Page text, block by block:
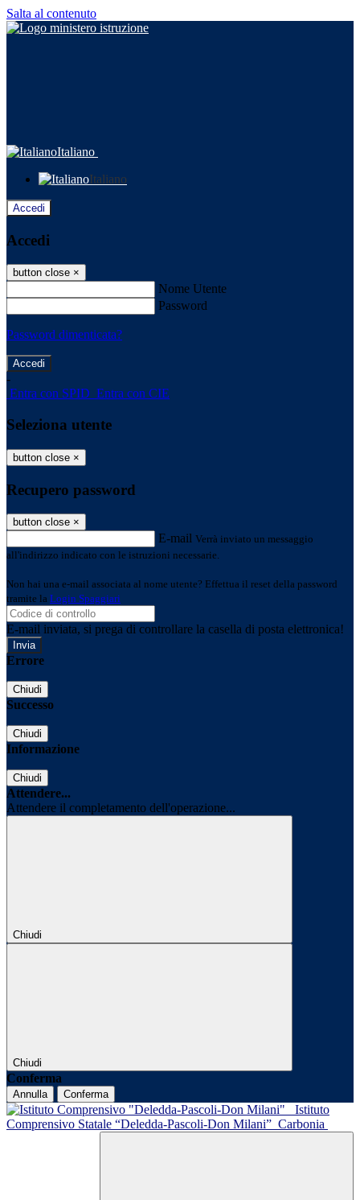
Salta al contenuto
Italiano
Italiano
Accedi
Accedi
button close ×
Nome Utente
Password
Password dimenticata?
-
Entra con SPID Entra con CIE
Seleziona utente
button close ×
Recupero password
button close ×
E-mail Verrà inviato un messaggio
all'indirizzo indicato con le istruzioni necessarie.
Non hai una e-mail associata al nome utente? Effettua il reset della password
tramite la Login Spaggiari
E-mail inviata, si prega di controllare la casella di posta elettronica!
Errore
Chiudi
Successo
Chiudi
Informazione
Chiudi
Attendere...
Attendere il completamento dell'operazione...
Chiudi
Chiudi
Conferma
Annulla Conferma
Istituto
Comprensivo Statale “Deledda-Pascoli-Don Milani” Carbonia